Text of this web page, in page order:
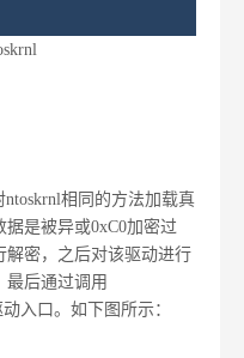
相同的方法加载真
是被异或0xC0加密过
解密，之后对该驱动进行
最后通过调用
入口。如下图所示：